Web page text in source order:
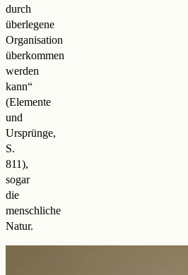
durch
überlegene
Organisation
überkommen
werden
kann“
(Elemente
und
Ursprünge,
S.
811),
sogar
die
menschliche
Natur.